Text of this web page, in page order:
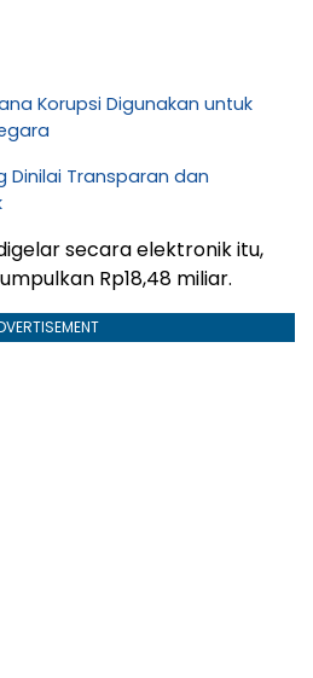
Korupsi Digunakan untuk
Dinilai Transparan dan
secara elektronik itu,
Rp18,48 miliar.